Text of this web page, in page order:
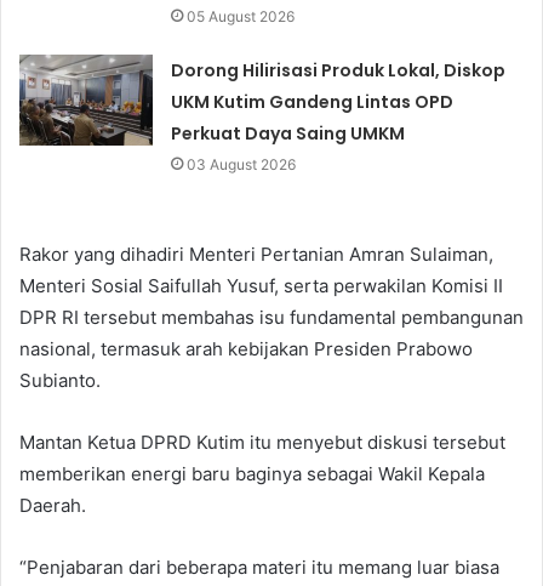
05 August 2026
Dorong Hilirisasi Produk Lokal, Diskop
UKM Kutim Gandeng Lintas OPD
Perkuat Daya Saing UMKM
03 August 2026
Rakor yang dihadiri Menteri Pertanian Amran Sulaiman,
Menteri Sosial Saifullah Yusuf, serta perwakilan Komisi II
DPR RI tersebut membahas isu fundamental pembangunan
nasional, termasuk arah kebijakan Presiden Prabowo
Subianto.
Mantan Ketua DPRD Kutim itu menyebut diskusi tersebut
memberikan energi baru baginya sebagai Wakil Kepala
Daerah.
“Penjabaran dari beberapa materi itu memang luar biasa